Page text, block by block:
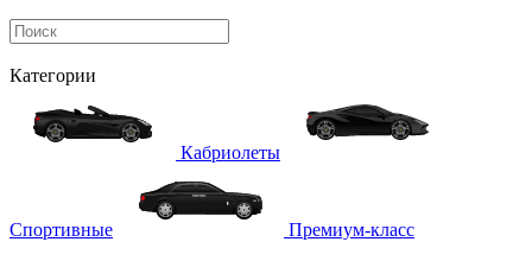
Категории
Кабриолеты
Спортивные Премиум-класс